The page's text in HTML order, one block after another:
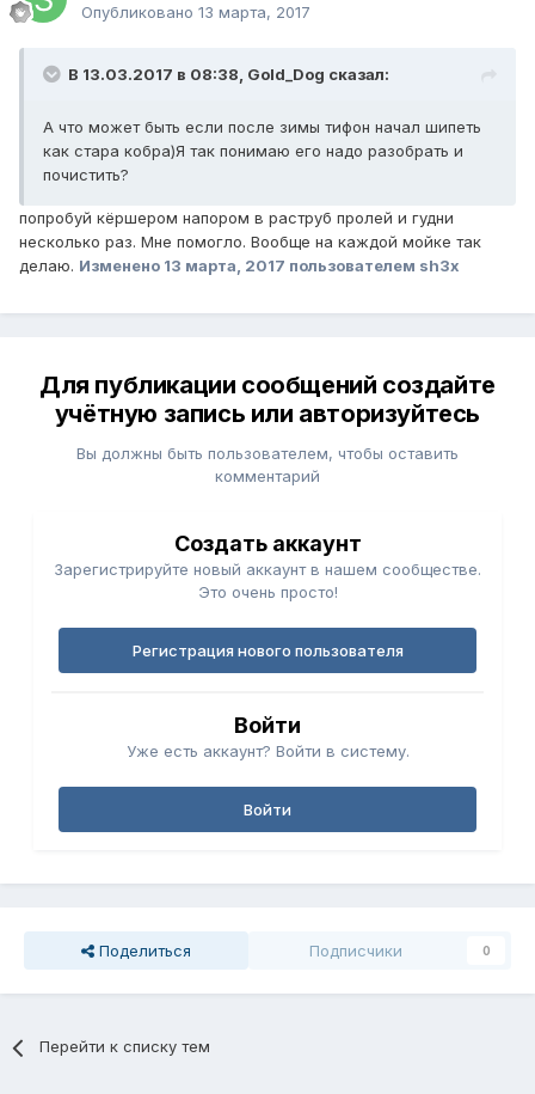
Опубликовано 13 марта, 2017
В 13.03.2017 в 08:38, Gold_Dog сказал:
А что может быть если после зимы тифон начал шипеть
как стара кобра)Я так понимаю его надо разобрать и
почистить?
попробуй кёршером напором в раструб пролей и гудни
несколько раз. Мне помогло. Вообще на каждой мойке так
делаю. Изменено 13 марта, 2017 пользователем sh3x
Для публикации сообщений создайте
учётную запись или авторизуйтесь
Вы должны быть пользователем, чтобы оставить
комментарий
Создать аккаунт
Зарегистрируйте новый аккаунт в нашем сообществе.
Это очень просто!
Регистрация нового пользователя
Войти
Уже есть аккаунт? Войти в систему.
Войти
Поделиться Подписчики 0
Перейти к списку тем